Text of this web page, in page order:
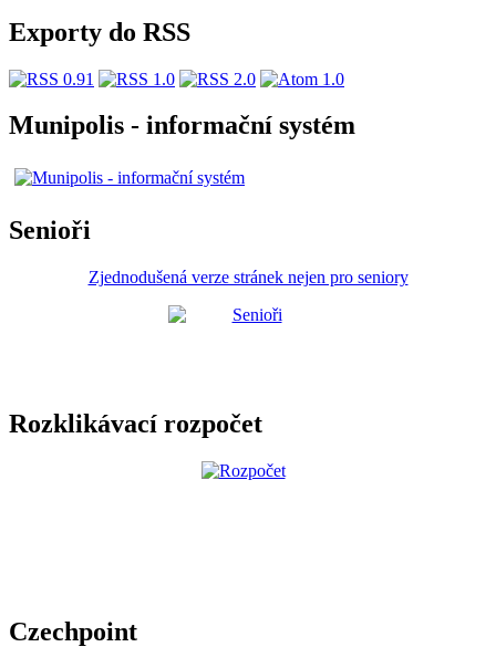
Exporty do RSS
Munipolis - informační systém
Senioři
Zjednodušená verze stránek nejen pro seniory
Rozklikávací rozpočet
Czechpoint